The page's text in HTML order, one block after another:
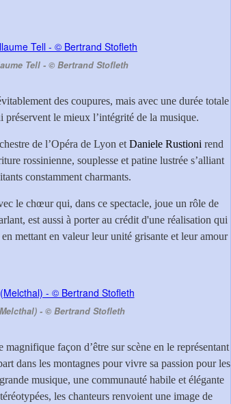
Tell - © Bertrand Stofleth
des coupures, mais avec une durée totale
préservent le mieux l’intégrité de la musique.
de l’Opéra de Lyon et Daniele Rustioni rend
rossinienne, souplesse et patine lustrée s’alliant
constamment charmants.
le chœur qui, dans ce spectacle, joue un rôle de
est aussi à porter au crédit d'une réalisation qui
mettant en valeur leur unité grisante et leur amour
- © Bertrand Stofleth
façon d’être sur scène en le représentant
dans les montagnes pour vivre sa passion pour les
musique, une communauté habile et élégante
les chanteurs renvoient une image de